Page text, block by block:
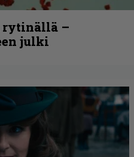
rytinällä –
julki